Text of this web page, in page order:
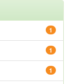
1
1
1